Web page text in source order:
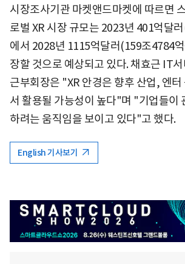
시장조사기관 마켓앤드마켓에 따르면
로벌 XR 시장 규모는 2023년 401억달
에서 2028년 1115억달러(159조4784
장할 것으로 예상되고 있다. 채효근 IT
근부회장은 "XR 안경은 향후 산업, 엔터
서 활용될 가능성이 높다"며 "기업들이
하려는 움직임을 보이고 있다"고 했다.
English 기사보기